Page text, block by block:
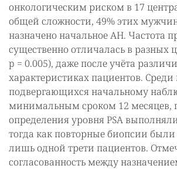
онкологическим риском в 17
общей сложности, 49% этих
назначено начальное АН. Частота
существенно отличалась в разных
p = 0.005), даже после учёта
характеристиках пациентов.
подвергающихся начальному
минимальным сроком 12 месяцев,
определения уровня PSA
тогда как повторные биопсии
лишь одной трети пациентов.
согласованность между